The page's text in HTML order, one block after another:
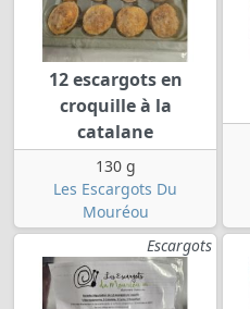
12 escargots en
croquille à la
catalane
130 g
Les Escargots Du
Mouréou
Escargots